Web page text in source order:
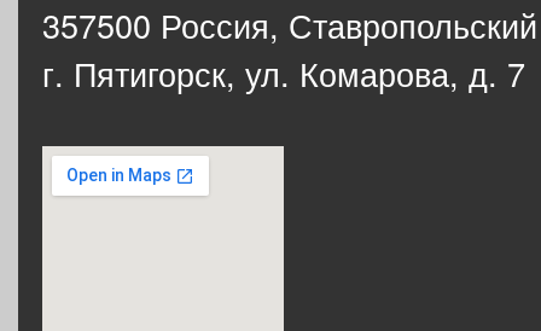
357500 Россия,
г. Пятигорск, ул. Комарова, д. 7